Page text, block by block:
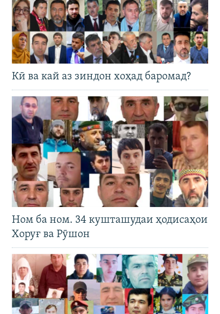
Кӣ ва кай аз зиндон хоҳад баромад?
Ном ба ном. 34 кушташудаи ҳодисаҳои
Хоруғ ва Рӯшон